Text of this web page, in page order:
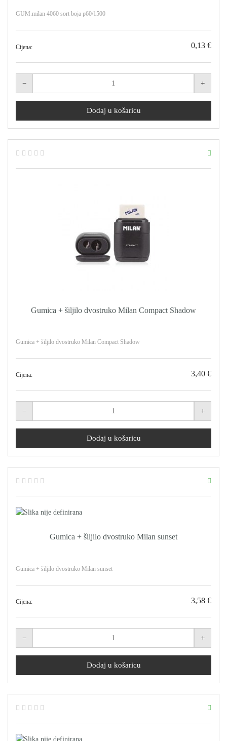
GUM.milan 4060 sort boja p60/1500
Cijena: 0,13 €
Gumica + šiljilo dvostruko Milan Compact Shadow
Gumica + šiljilo dvostruko Milan Compact Shadow
Cijena: 3,40 €
Gumica + šiljilo dvostruko Milan sunset
Gumica + šiljilo dvostruko Milan sunset
Cijena: 3,58 €